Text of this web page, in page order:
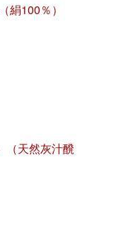
絹100％）
（天然灰汁醗